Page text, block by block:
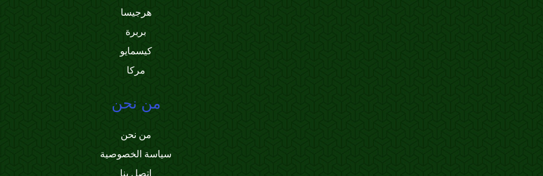
هرجيسا
بربرة
كيسمايو
مركا
من نحن
من نحن
سياسة الخصوصية
اتصل بنا